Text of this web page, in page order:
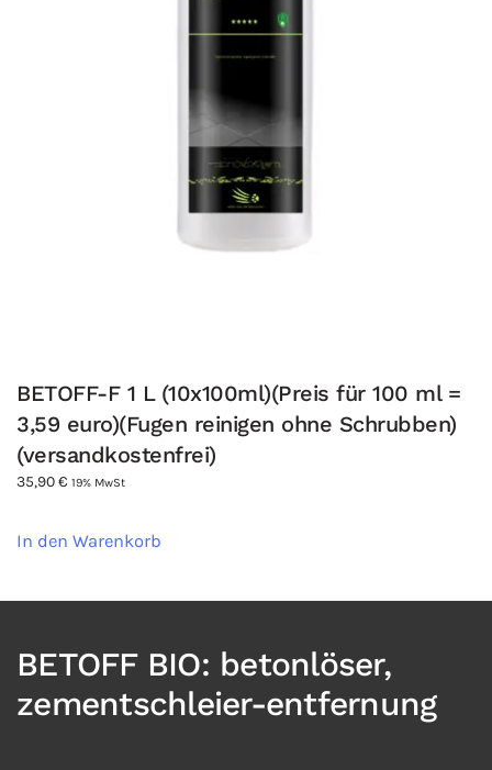
BETOFF-F 1 L (10x100ml)(Preis für 100 ml =
3,59 euro)(Fugen reinigen ohne Schrubben)
(versandkostenfrei)
35,90€ 19% MwSt
In den Warenkorb
BETOFF BIO: betonlöser,
zementschleier-entfernung